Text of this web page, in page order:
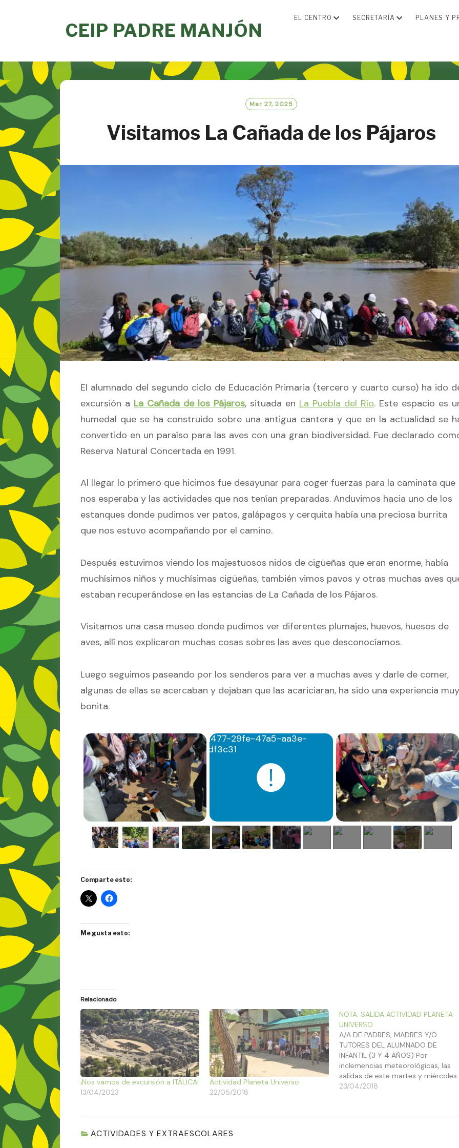
CEIP PADRE MANJÓN
EL CENTRO SECRETARÍA PLANES Y
Mar 27, 2025
Visitamos La Cañada de los Pájaros
El alumnado del segundo ciclo de Educación Primaria (tercero y cuarto curso) ha ido
excursión a La Cañada de los Pájaros, situada en La Puebla del Río. Este espacio es
humedal que se ha construido sobre una antigua cantera y que en la actualidad se
convertido en un paraíso para las aves con una gran biodiversidad. Fue declarado
Reserva Natural Concertada en 1991.
Al llegar lo primero que hicimos fue desayunar para coger fuerzas para la caminata que
nos esperaba y las actividades que nos tenían preparadas. Anduvimos hacia uno de los
estanques donde pudimos ver patos, galápagos y cerquita había una preciosa burrita
que nos estuvo acompañando por el camino.
Después estuvimos viendo los majestuosos nidos de cigüeñas que eran enorme, había
muchísimos niños y muchísimas cigüeñas, también vimos pavos y otras muchas aves
estaban recuperándose en las estancias de La Cañada de los Pájaros.
Visitamos una casa museo donde pudimos ver diferentes plumajes, huevos, huesos de
aves, allí nos explicaron muchas cosas sobres las aves que desconocíamos.
Luego seguimos paseando por los senderos para ver a muchas aves y darle de comer,
algunas de ellas se acercaban y dejaban que las acariciaran, ha sido una experiencia muy
bonita.
Comparte esto:
Me gusta esto:
Relacionado
¡Nos vamos de excursión a ITÁLICA!
13/04/2023
Actividad Planeta Universo
22/05/2018
NOTA: SALIDA ACTIVIDAD PLANETA
UNIVERSO
A/A DE PADRES, MADRES Y/O
TUTORES DEL ALUMNADO DE
INFANTIL (3 Y 4 AÑOS) Por
inclemencias meteorológicas, las
salidas de este martes y miércoles
(24 y 25 de abril) a la Cañada de
23/04/2018
ACTIVIDADES Y EXTRAESCOLARES